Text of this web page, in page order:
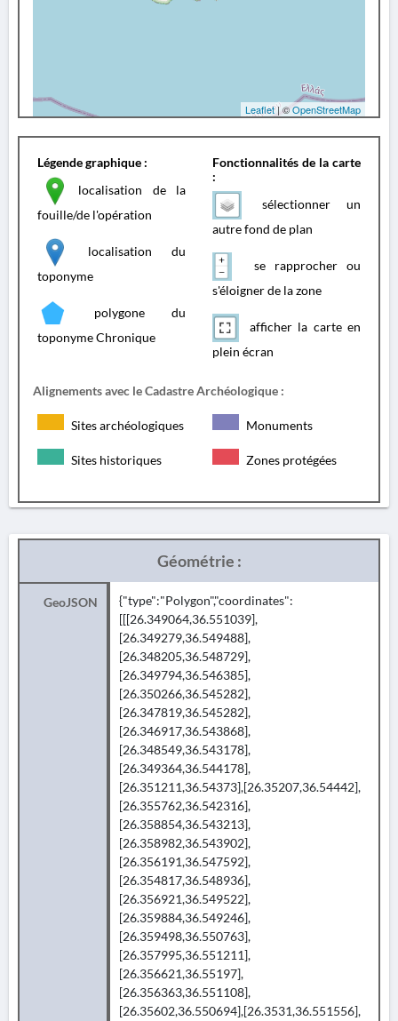
Leaflet| ©OpenStreetMap
Légende graphique :
localisation de la
fouille/de l'opération
localisation du
toponyme
polygone du
toponyme Chronique
Fonctionnalités de la carte
:
sélectionner un
autre fond de plan
se rapprocher ou
s'éloigner de la zone
afficher la carte en
plein écran
Alignements avec le Cadastre Archéologique :
Sites archéologiques Monuments
Sites historiques Zones protégées
Géométrie :
GeoJSON
{"type":"Polygon","coordinates":
[[[26.349064,36.551039],
[26.349279,36.549488],
[26.348205,36.548729],
[26.349794,36.546385],
[26.350266,36.545282],
[26.347819,36.545282],
[26.346917,36.543868],
[26.348549,36.543178],
[26.349364,36.544178],
[26.351211,36.54373],[26.35207,36.54442],
[26.355762,36.542316],
[26.358854,36.543213],
[26.358982,36.543902],
[26.356191,36.547592],
[26.354817,36.548936],
[26.356921,36.549522],
[26.359884,36.549246],
[26.359498,36.550763],
[26.357995,36.551211],
[26.356621,36.55197],
[26.356363,36.551108],
[26.35602,36.550694],[26.3531,36.551556],